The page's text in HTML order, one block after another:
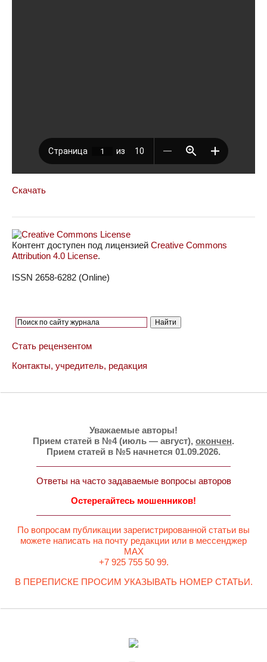
Скачать
Контент доступен под лицензией Creative Commons
Attribution 4.0 License.
ISSN 2658-6282 (Online)
Стать рецензентом
Контакты, учредитель, редакция
Уважаемые авторы!
Прием статей в №4 (июль — август), окончен.
Прием статей в №5 начнется 01.09.2026.
Ответы на часто задаваемые вопросы авторов
Остерегайтесь мошенников!
По вопросам публикации зарегистрированной статьи вы
можете написать на почту редакции или в мессенджер
MAX
+7 925 755 50 99.
В ПЕРЕПИСКЕ ПРОСИМ УКАЗЫВАТЬ НОМЕР СТАТЬИ.